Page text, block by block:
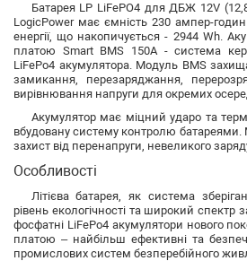
Батарея LP LiFePO4 для ДБЖ 12V
LogicPower має ємність 230 ампер-
енергії, що накопичується - 2944 Wh.
платою Smart BMS 150А - система
LiFePo4 акумулятора. Модуль BMS
замикання, перезаряджання,
вирівнювання напруги для окремих
Акумулятор має міцний ударо та
вбудовану систему контролю
захист від перенапруги, невеликого
Особливості
Літієва батарея, як система
рівень екологічності та широкий спектр
фосфатні LiFePo4 акумулятори нового
платою – найбільш ефективні та
промислових систем безперебійного